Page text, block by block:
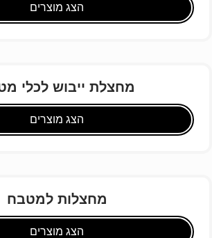
הצג מוצרים
מחצלת ייבוש לכלי
הצג מוצרים
מחצלות למטבח
הצג מוצרים